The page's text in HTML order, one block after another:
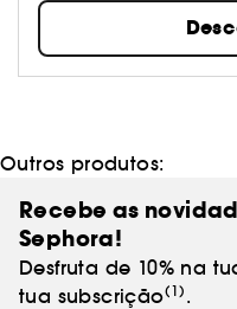
Outros produtos:
Recebe as
Sephora!
Desfruta de 10% na
tua subscrição(1) .